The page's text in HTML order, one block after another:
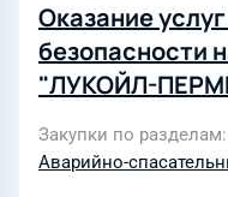
Оказание
безопасности
"ЛУКОЙЛ-
пожарной
Закупки по разделам
Аварийно-